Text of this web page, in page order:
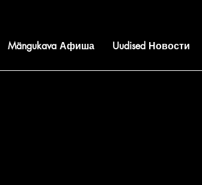
Mängukava Афиша Uudised Новости